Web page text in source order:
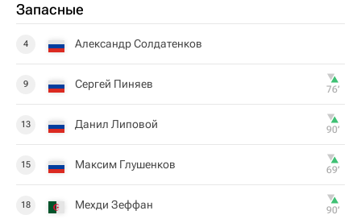
Запасные
4 Александр Солдатенков
9 Сергей Пиняев 76‎’‎
13 Данил Липовой 90‎’‎
15 Максим Глушенков 69‎’‎
18 Мехди Зеффан 90‎’‎